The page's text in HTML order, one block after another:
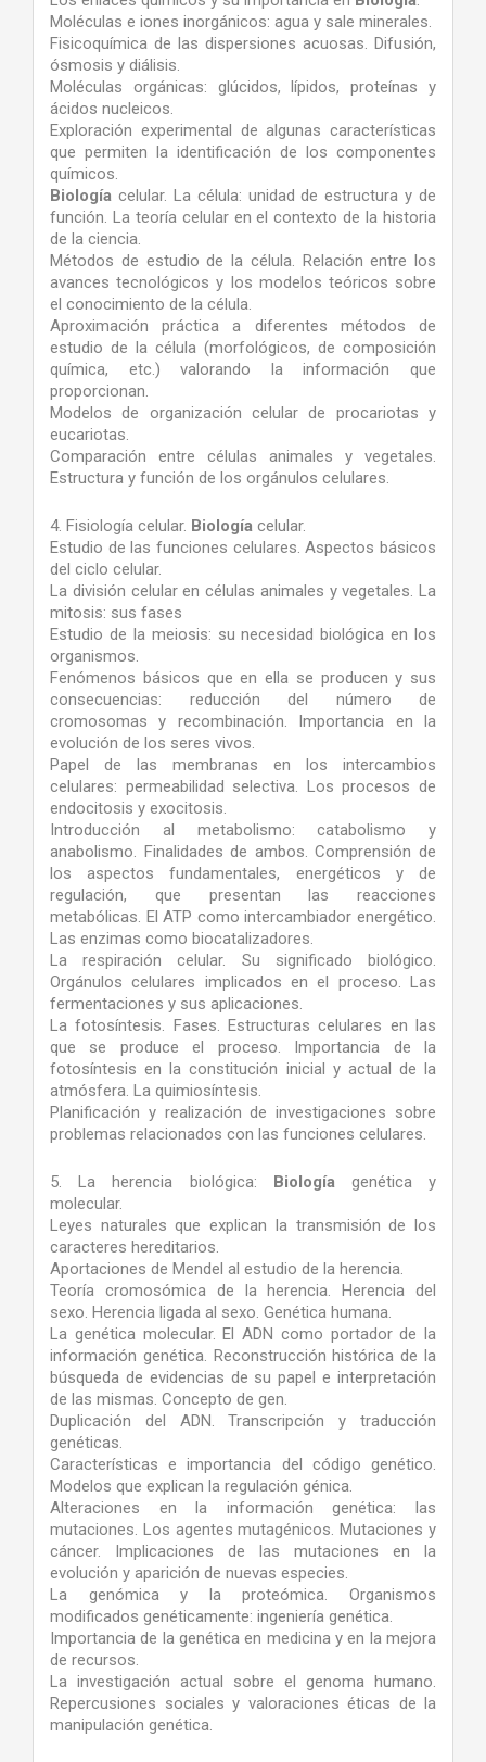
Moléculas e iones inorgánicos: agua y sale minerales.
Fisicoquímica de las dispersiones acuosas. Difusión,
ósmosis y diálisis.
Moléculas orgánicas: glúcidos, lípidos, proteínas y
ácidos nucleicos.
Exploración experimental de algunas características
que permiten la identificación de los componentes
químicos.
Biología celular. La célula: unidad de estructura y de
función. La teoría celular en el contexto de la historia
de la ciencia.
Métodos de estudio de la célula. Relación entre los
avances tecnológicos y los modelos teóricos sobre
el conocimiento de la célula.
Aproximación práctica a diferentes métodos de
estudio de la célula (morfológicos, de composición
química, etc.) valorando la información que
proporcionan.
Modelos de organización celular de procariotas y
eucariotas.
Comparación entre células animales y vegetales.
Estructura y función de los orgánulos celulares.
4. Fisiología celular. Biología celular.
Estudio de las funciones celulares. Aspectos básicos
del ciclo celular.
La división celular en células animales y vegetales. La
mitosis: sus fases
Estudio de la meiosis: su necesidad biológica en los
organismos.
Fenómenos básicos que en ella se producen y sus
consecuencias: reducción del número de
cromosomas y recombinación. Importancia en la
evolución de los seres vivos.
Papel de las membranas en los intercambios
celulares: permeabilidad selectiva. Los procesos de
endocitosis y exocitosis.
Introducción al metabolismo: catabolismo y
anabolismo. Finalidades de ambos. Comprensión de
los aspectos fundamentales, energéticos y de
regulación, que presentan las reacciones
metabólicas. El ATP como intercambiador energético.
Las enzimas como biocatalizadores.
La respiración celular. Su significado biológico.
Orgánulos celulares implicados en el proceso. Las
fermentaciones y sus aplicaciones.
La fotosíntesis. Fases. Estructuras celulares en las
que se produce el proceso. Importancia de la
fotosíntesis en la constitución inicial y actual de la
atmósfera. La quimiosíntesis.
Planificación y realización de investigaciones sobre
problemas relacionados con las funciones celulares.
5. La herencia biológica: Biologíagenética y
molecular.
Leyes naturales que explican la transmisión de los
caracteres hereditarios.
Aportaciones de Mendel al estudio de la herencia.
Teoría cromosómica de la herencia. Herencia del
sexo. Herencia ligada al sexo. Genética humana.
La genética molecular. El ADN como portador de la
información genética. Reconstrucción histórica de la
búsqueda de evidencias de su papel e interpretación
de las mismas. Concepto de gen.
Duplicación del ADN. Transcripción y traducción
genéticas.
Características e importancia del código genético.
Modelos que explican la regulación génica.
Alteraciones en la información genética: las
mutaciones. Los agentes mutagénicos. Mutaciones y
cáncer. Implicaciones de las mutaciones en la
evolución y aparición de nuevas especies.
La genómica y la proteómica. Organismos
modificados genéticamente: ingeniería genética.
Importancia de la genética en medicina y en la mejora
de recursos.
La investigación actual sobre el genoma humano.
Repercusiones sociales y valoraciones éticas de la
manipulación genética.